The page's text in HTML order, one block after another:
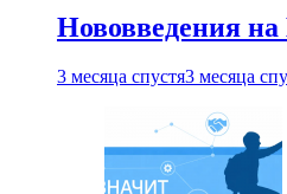
Нововведения
3 месяца спустя3 месяца